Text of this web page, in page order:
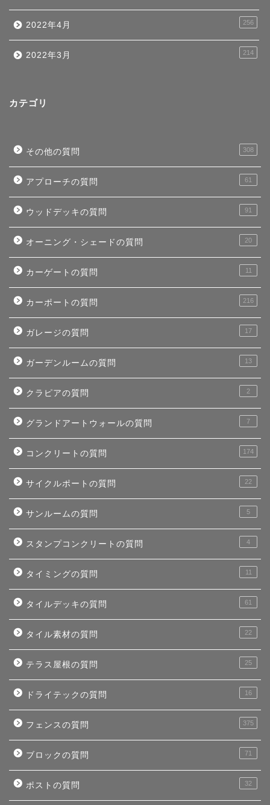
2022年4月 256
2022年3月 214
カテゴリ
その他の質問 308
アプローチの質問 61
ウッドデッキの質問 91
オーニング・シェードの質問 20
カーゲートの質問 11
カーポートの質問 216
ガレージの質問 17
ガーデンルームの質問 13
クラピアの質問 2
グランドアートウォールの質問 7
コンクリートの質問 174
サイクルポートの質問 22
サンルームの質問 5
スタンプコンクリートの質問 4
タイミングの質問 11
タイルデッキの質問 61
タイル素材の質問 22
テラス屋根の質問 25
ドライテックの質問 16
フェンスの質問 375
ブロックの質問 71
ポストの質問 32